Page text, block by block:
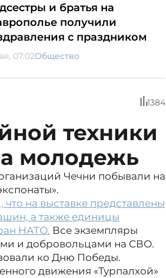
и братья на
получили
с праздником
07:02Общество
1384
техники
молодежь
Чечни побывали на
на выставке представлены
а также единицы
НАТО. Все экземпляры
и добровольцами на СВО.
ко Дню Победы.
движения «Турпалхой»